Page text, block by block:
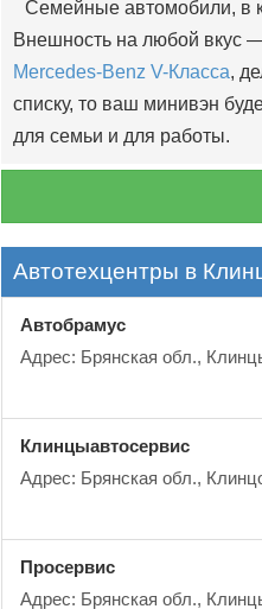
Семейные автомобили, в
Внешность на любой вкус
Mercedes-Benz V-Класса,
списку, то ваш минивэн
для семьи и для работы.
Автотехцентры в
Автобрамус
Адрес: Брянская обл.,
Клинцыавтосервис
Адрес: Брянская обл.,
Просервис
Адрес: Брянская обл.,